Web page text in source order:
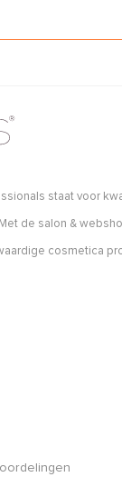
staat voor
de salon &
cosmetica